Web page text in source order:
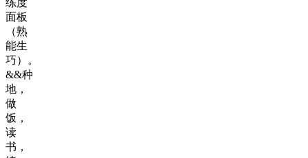
练度
面板
（熟
能生
巧）。
&&种
地，
做
饭，
读
书，